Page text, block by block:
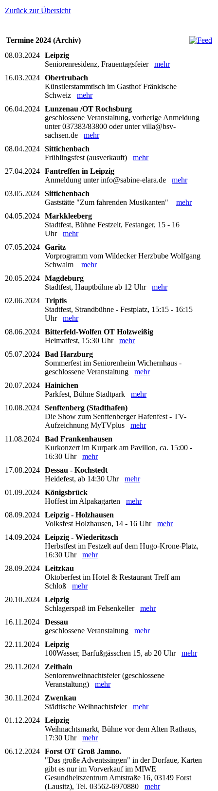
Zurück zur Übersicht
Termine 2024 (Archiv)
08.03.2024 Leipzig
Seniorenresidenz, Frauentagsfeier mehr
16.03.2024 Obertrubach
Künstlerstammtisch im Gasthof Fränkische
Schweiz mehr
06.04.2024 Lunzenau /OT Rochsburg
geschlossene Veranstaltung, vorherige Anmeldung
unter 037383/83800 oder unter villa@bsv-
sachsen.de mehr
08.04.2024 Sittichenbach
Frühlingsfest (ausverkauft) mehr
27.04.2024 Fantreffen in Leipzig
Anmeldung unter info@sabine-elara.de mehr
03.05.2024 Sittichenbach
Gaststätte "Zum fahrenden Musikanten" mehr
04.05.2024 Markkleeberg
Stadtfest, Bühne Festzelt, Festanger, 15 - 16
Uhr mehr
07.05.2024 Garitz
Vorprogramm vom Wildecker Herzbube Wolfgang
Schwalm mehr
20.05.2024 Magdeburg
Stadtfest, Hauptbühne ab 12 Uhr mehr
02.06.2024 Triptis
Stadtfest, Strandbühne - Festplatz, 15:15 - 16:15
Uhr mehr
08.06.2024 Bitterfeld-Wolfen OT Holzweißig
Heimatfest, 15:30 Uhr mehr
05.07.2024 Bad Harzburg
Sommerfest im Seniorenheim Wichernhaus -
geschlossene Veranstaltung mehr
20.07.2024 Hainichen
Parkfest, Bühne Stadtpark mehr
10.08.2024 Senftenberg (Stadthafen)
Die Show zum Senftenberger Hafenfest - TV-
Aufzeichnung MyTVplus mehr
11.08.2024
Bad Frankenhausen
Kurkonzert im Kurpark am Pavillon, ca. 15:00 -
16:30 Uhr mehr
17.08.2024 Dessau - Kochstedt
Heidefest, ab 14:30 Uhr mehr
01.09.2024 Königsbrück
Hoffest im Alpakagarten mehr
08.09.2024 Leipzig - Holzhausen
Volksfest Holzhausen, 14 - 16 Uhr mehr
14.09.2024 Leipzig - Wiederitzsch
Herbstfest im Festzelt auf dem Hugo-Krone-Platz,
16:30 Uhr mehr
28.09.2024 Leitzkau
Oktoberfest im Hotel & Restaurant Treff am
Schloß mehr
20.10.2024 Leipzig
Schlagerspaß im Felsenkeller mehr
16.11.2024
Dessau
geschlossene Veranstaltung mehr
22.11.2024
Leipzig
100Wasser, Barfußgässchen 15, ab 20 Uhr mehr
29.11.2024
Zeithain
Seniorenweihnachtsfeier (geschlossene
Veranstaltung) mehr
30.11.2024
Zwenkau
Städtische Weihnachtsfeier mehr
01.12.2024 Leipzig
Weihnachtsmarkt, Bühne vor dem Alten Rathaus,
17:30 Uhr mehr
06.12.2024 Forst OT Groß Jamno.
"Das große Adventssingen" in der Dorfaue, Karten
gibt es nur im Vorverkauf im MIWE
Gesundheitszentrum Amtstraße 16, 03149 Forst
(Lausitz), Tel. 03562-6970880 mehr